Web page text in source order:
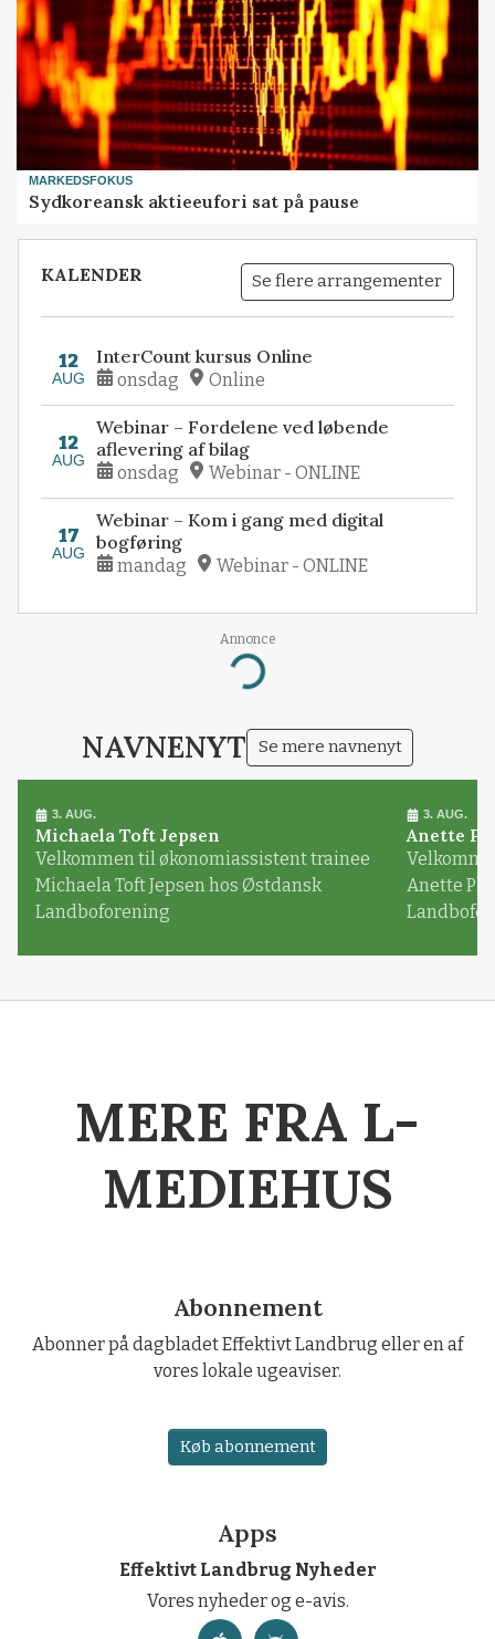
MARKEDSFOKUS
Sydkoreansk aktieeufori sat på pause
KALENDER Se flere arrangementer
12
AUG
InterCount kursus Online
onsdag Online
12
AUG
Webinar – Fordelene ved løbende
aflevering af bilag
onsdag Webinar - ONLINE
17
AUG
Webinar – Kom i gang med digital
bogføring
mandag Webinar - ONLINE
Annonce
Loading...
NAVNENYT Se mere navnenyt
3. AUG.
Michaela Toft Jepsen
Velkommen til økonomiassistent trainee
Michaela Toft Jepsen hos Østdansk
Landboforening
3. AUG.
Anette
Anette
MERE FRA L-
MEDIEHUS
Abonnement
Abonner på dagbladet Effektivt Landbrug eller en af
vores lokale ugeaviser.
Køb abonnement
Apps
Effektivt Landbrug Nyheder
Vores nyheder og e-avis.